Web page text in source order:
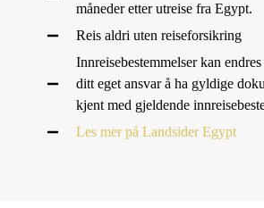
måneder etter utreise fra Egypt.
Reis aldri uten reiseforsikring
Innreisebestemmelser kan
ditt eget ansvar å ha gyldige
kjent med gjeldende
Les mer på Landsider Egypt